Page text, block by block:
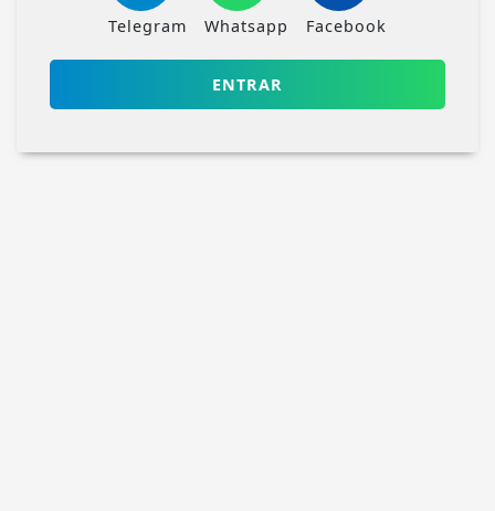
Telegram Whatsapp Facebook
ENTRAR